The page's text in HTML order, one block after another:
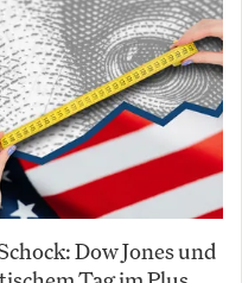
Dow Jones und